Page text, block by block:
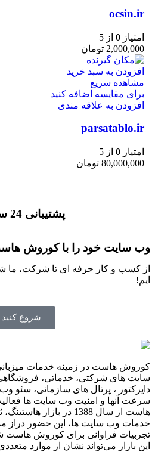
ocsin.ir
امتیاز 0 از 5
2,000,000 تومان
افزودن به سبد خرید
مشاهده سریع
برای مقایسه اضافه کنید
افزودن به علاقه مندی
parsatablo.ir
امتیاز 0 از 5
80,000,000 تومان
پشتیبانی 24 ساعته
وب سایت خود را با کوروش
از کسب و کار حرفه ای تا شرکت، ما
ایم!
شروع کنید
کوروش هاست در زمینه خدمات
سایت های شرکتی، خدماتی،
دایرکتور ، پرتال های سازمانی، سئو
سرعت آنها و امنیت وب سایت ها
هاست از سال 1388 در
خدمات وب سایت ها، این حضور دراز
تجربیات فراوانی برای کوروش هاست
این بازار می‌تواند نشان از موارد